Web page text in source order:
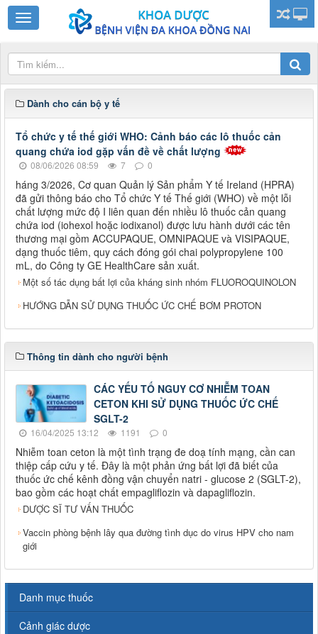
Dành cho cán bộ y tế
Tổ chức y tế thế giới WHO: Cảnh báo các lô thuốc cản
quang chứa iod gặp vấn đề về chất lượng
08/06/2026 08:59 7 0
háng 3/2026, Cơ quan Quản lý Sản phẩm Y tế Ireland (HPRA)
đã gửi thông báo cho Tổ chức Y tế Thế giới (WHO) về một lỗi
chất lượng mức độ I liên quan đến nhiều lô thuốc cản quang
chứa iod (iohexol hoặc iodixanol) được lưu hành dưới các tên
thương mại gồm ACCUPAQUE, OMNIPAQUE và VISIPAQUE,
dạng thuốc tiêm, quy cách đóng gói chai polypropylene 100
mL, do Công ty GE HealthCare sản xuất.
Một số tác dụng bất lợi của kháng sinh nhóm FLUOROQUINOLON
HƯỚNG DẪN SỬ DỤNG THUỐC ỨC CHẾ BƠM PROTON
Thông tin dành cho người bệnh
CÁC YẾU TỐ NGUY CƠ NHIỄM TOAN
CETON KHI SỬ DỤNG THUỐC ỨC CHẾ
SGLT-2
16/04/2025 13:12 1191 0
Nhiễm toan ceton là một tình trạng đe doạ tính mạng, cần can
thiệp cấp cứu y tế. Đây là một phản ứng bất lợi đã biết của
thuốc ức chế kênh đồng vận chuyển natri - glucose 2 (SGLT-2),
bao gồm các hoạt chất empagliflozin và dapagliflozin.
DƯỢC SĨ TƯ VẤN THUỐC
Vaccin phòng bệnh lây qua đường tình dục do virus HPV cho nam
giới
Danh mục thuốc
Cảnh giác dược